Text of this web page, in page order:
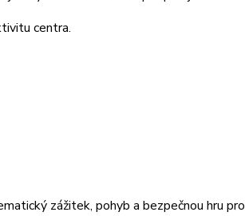
centra.
zážitek, pohyb a bezpečnou hru